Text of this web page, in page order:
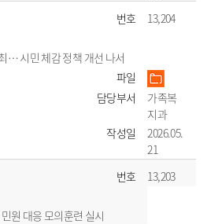
번호
13,204
… 시민 체감 정책 개선 나서
파일
담당부서
가족복
지과
작성일
2026.05.
21
번호
13,203
원 대응 모의훈련 실시